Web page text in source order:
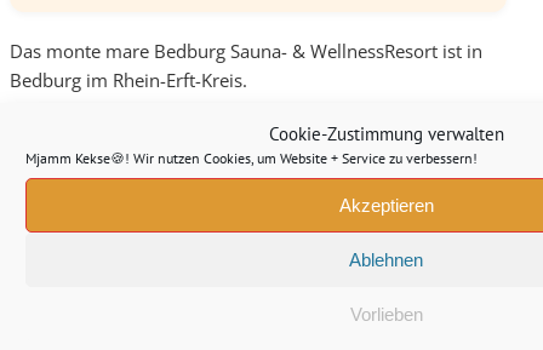
Cookie-Zustimmung verwalten
Mjamm Kekse🍪! Wir nutzen Cookies, um Website + Service zu verbessern!
Akzeptieren
Ablehnen
Vorlieben
Das monte mare Bedburg Sauna- & WellnessResort ist in
Bedburg im Rhein-Erft-Kreis.
Die Anschrift lautet Monte-Mare-Weg 1, 50181 Bedburg.
monte mare Bedburg Bewertungen
In über 1.600 Rezensionen sind bei Google gute 4,3/5
Sterne drin. Bei Facebook vergeben die Kundinnen und